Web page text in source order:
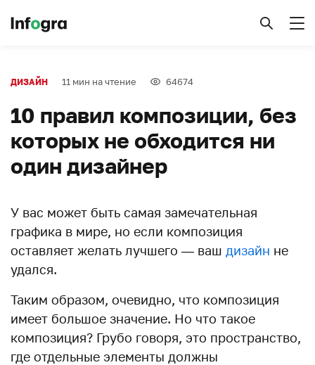
ДИЗАЙН 11 мин на чтение 64674
10 правил композиции, без
которых не обходится ни
один дизайнер
У вас может быть самая замечательная
графика в мире, но если композиция
оставляет желать лучшего — ваш дизайн не
удался.
Таким образом, очевидно, что композиция
имеет большое значение. Но что такое
композиция? Грубо говоря, это пространство,
где отдельные элементы должны